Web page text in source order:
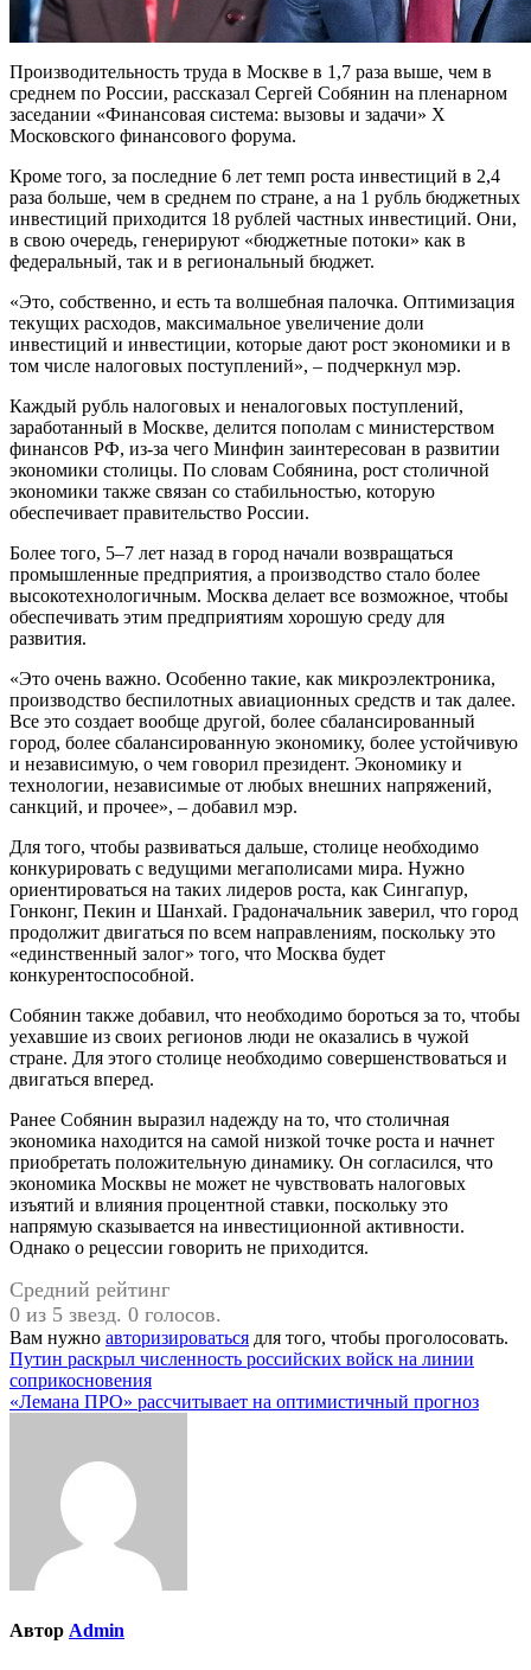
Производительность труда в Москве в 1,7 раза выше, чем в
среднем по России, рассказал Сергей Собянин на пленарном
заседании «Финансовая система: вызовы и задачи» Х
Московского финансового форума.
Кроме того, за последние 6 лет темп роста инвестиций в 2,4
раза больше, чем в среднем по стране, а на 1 рубль бюджетных
инвестиций приходится 18 рублей частных инвестиций. Они,
в свою очередь, генерируют «бюджетные потоки» как в
федеральный, так и в региональный бюджет.
«Это, собственно, и есть та волшебная палочка. Оптимизация
текущих расходов, максимальное увеличение доли
инвестиций и инвестиции, которые дают рост экономики и в
том числе налоговых поступлений», – подчеркнул мэр.
Каждый рубль налоговых и неналоговых поступлений,
заработанный в Москве, делится пополам с министерством
финансов РФ, из-за чего Минфин заинтересован в развитии
экономики столицы. По словам Собянина, рост столичной
экономики также связан со стабильностью, которую
обеспечивает правительство России.
Более того, 5–7 лет назад в город начали возвращаться
промышленные предприятия, а производство стало более
высокотехнологичным. Москва делает все возможное, чтобы
обеспечивать этим предприятиям хорошую среду для
развития.
«Это очень важно. Особенно такие, как микроэлектроника,
производство беспилотных авиационных средств и так далее.
Все это создает вообще другой, более сбалансированный
город, более сбалансированную экономику, более устойчивую
и независимую, о чем говорил президент. Экономику и
технологии, независимые от любых внешних напряжений,
санкций, и прочее», – добавил мэр.
Для того, чтобы развиваться дальше, столице необходимо
конкурировать с ведущими мегаполисами мира. Нужно
ориентироваться на таких лидеров роста, как Сингапур,
Гонконг, Пекин и Шанхай. Градоначальник заверил, что город
продолжит двигаться по всем направлениям, поскольку это
«единственный залог» того, что Москва будет
конкурентоспособной.
Собянин также добавил, что необходимо бороться за то, чтобы
уехавшие из своих регионов люди не оказались в чужой
стране. Для этого столице необходимо совершенствоваться и
двигаться вперед.
Ранее Собянин выразил надежду на то, что столичная
экономика находится на самой низкой точке роста и начнет
приобретать положительную динамику. Он согласился, что
экономика Москвы не может не чувствовать налоговых
изъятий и влияния процентной ставки, поскольку это
напрямую сказывается на инвестиционной активности.
Однако о рецессии говорить не приходится.
Средний рейтинг
0 из 5 звезд. 0 голосов.
Вам нужно авторизироваться для того, чтобы проголосовать.
Навигация
по
Путин раскрыл численность российских войск на линии
соприкосновения
«Лемана ПРО» рассчитывает на оптимистичный прогноз
Автор Admin